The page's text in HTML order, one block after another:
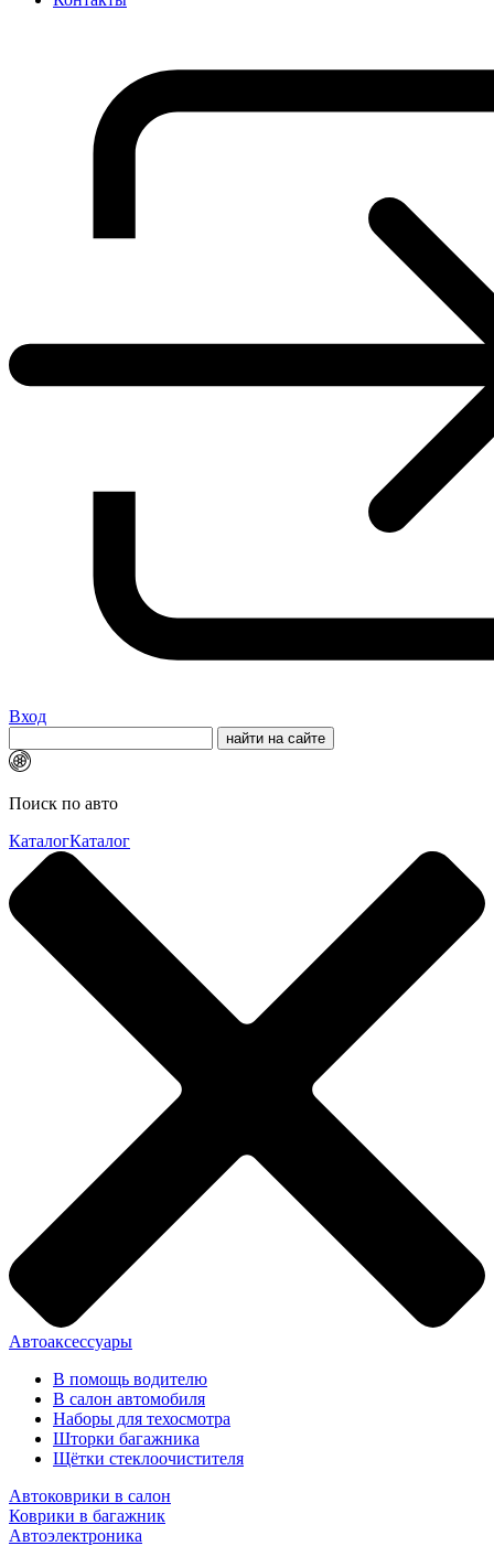
Вход
Поиск по авто
КаталогКаталог
Автоаксессуары
В помощь водителю
В салон автомобиля
Наборы для техосмотра
Шторки багажника
Щётки стеклоочистителя
Автоковрики в салон
Коврики в багажник
Автоэлектроника